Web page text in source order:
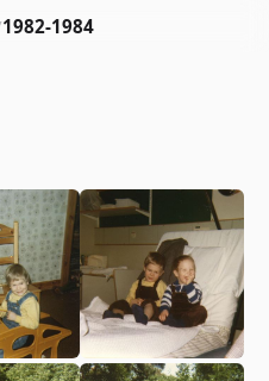
1982-1984